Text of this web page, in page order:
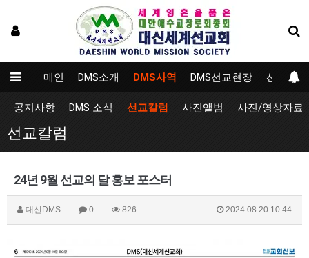
메인 DMS소개 DMS사역 DMS선교현장 선교대
공지사항 DMS 소식 선교칼럼 사진앨범 사진/영상자료
선교칼럼
24년 9월 선교의 달 홍보 포스터
대신DMS 0 826 2024.08.20 10:44